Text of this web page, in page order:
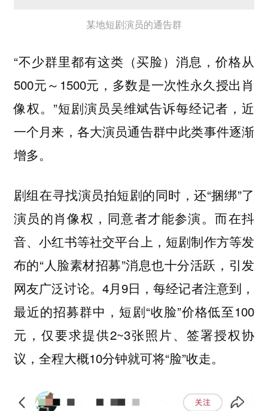
某地短剧演员的通告群
“不少群里都有这类（买脸）消息，价格从
500元～1500元，多数是一次性永久授出肖
像权。”短剧演员吴维斌告诉每经记者，近
一个月来，各大演员通告群中此类事件逐渐
增多。
剧组在寻找演员拍短剧的同时，还“捆绑”了
演员的肖像权，同意者才能参演。而在抖
音、小红书等社交平台上，短剧制作方等发
布的“人脸素材招募”消息也十分活跃，引发
网友广泛讨论。4月9日，每经记者注意到，
最近的招募群中，短剧“收脸”价格低至100
元，仅要求提供2~3张照片、签署授权协
议，全程大概10分钟就可将“脸”收走。